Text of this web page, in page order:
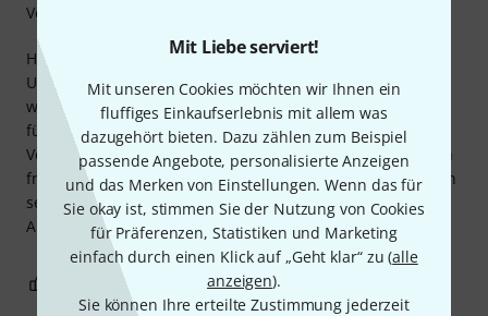
Mit Liebe serviert!
Mit unseren Cookies möchten wir Ihnen ein
fluffiges Einkaufserlebnis mit allem was
dazugehört bieten. Dazu zählen zum Beispiel
passende Angebote, personalisierte Anzeigen
und das Merken von Einstellungen. Wenn das für
Sie okay ist, stimmen Sie der Nutzung von Cookies
für Präferenzen, Statistiken und Marketing
einfach durch einen Klick auf „Geht klar“ zu (alle
anzeigen).
Sie können Ihre erteilte Zustimmung jederzeit
Hi, hab mir das Analog-Case als Transport- und
Umhängebox zugelegt, um empfindliche Gegenstände
witterungsgeschützt zu transportieren. Ich finde den Preis
für ein einfaches Zipp-Case nicht niedrig aber die
Verarbeitung ist sehr gut. Meine Empfehlung hat es, da ich
froh bin, in dieser Größe und Gewichtsklasse (es ist wirklich
sehr leicht) überhaupt ein Hardcase gefunden zu haben.
Alles gute!
Verarbeitung
0 BEWERTUNG MELDEN